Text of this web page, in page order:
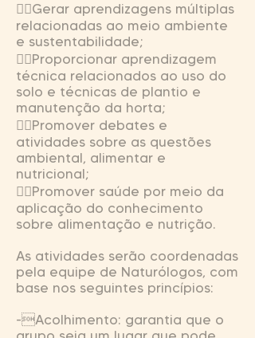
Gerar aprendizagens múltiplas
relacionadas ao meio ambiente
e sustentabilidade;
Proporcionar aprendizagem
técnica relacionados ao uso do
solo e técnicas de plantio e
manutenção da horta;
Promover debates e
atividades sobre as questões
ambiental, alimentar e
nutricional;
Promover saúde por meio da
aplicação do conhecimento
sobre alimentação e nutrição.
As atividades serão coordenadas
pela equipe de Naturólogos, com
base nos seguintes princípios:
-Acolhimento: garantia que o